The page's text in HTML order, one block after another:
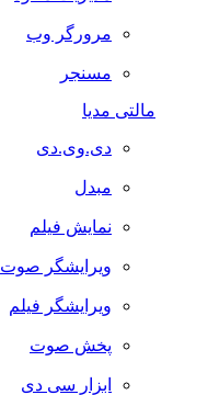
مرورگر وب
مسنجر
مالتی مدیا
دی.وی.دی
مبدل
نمایش فیلم
ویرایشگر صوت
ویرایشگر فیلم
پخش صوت
ابزار سی دی